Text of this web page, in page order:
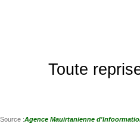
Toute
Source :Agence Mauirtanienne